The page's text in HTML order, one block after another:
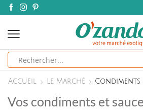
Accueil Le Marché Condiments
Vos condiments et